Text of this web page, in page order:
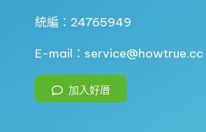
統編：24765949
E-mail：service@howtrue.cc
加入好厝